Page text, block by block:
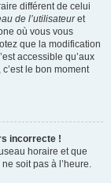
différent de celui
de l’utilisateuret
où vous vous
que la modification
accessible qu’aux
le bon moment
incorrecte !
horaire et que
soit pas à l’heure.